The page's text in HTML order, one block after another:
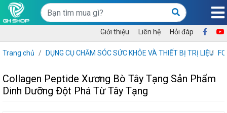
Giới thiệu Liên hệ Hỏi đáp
Trang chủ DỤNG CỤ CHĂM SÓC SỨC KHỎE VÀ THIẾT BỊ TRỊ LIỆU
Collagen Peptide Xương Bò Tây Tạng Sản Phẩm
Dinh Dưỡng Đột Phá Từ Tây Tạng